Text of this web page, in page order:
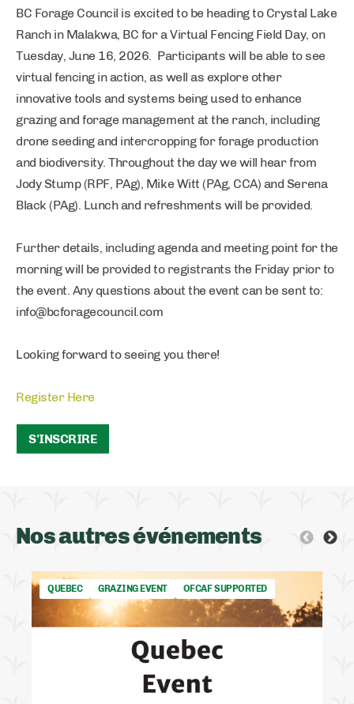
BC Forage Council is excited to be heading to Crystal Lake
Ranch in Malakwa, BC for a Virtual Fencing Field Day, on
Tuesday, June 16, 2026. Participants will be able to see
virtual fencing in action, as well as explore other
innovative tools and systems being used to enhance
grazing and forage management at the ranch, including
drone seeding and intercropping for forage production
and biodiversity. Throughout the day we will hear from
Jody Stump (RPF, PAg), Mike Witt (PAg, CCA) and Serena
Black (PAg). Lunch and refreshments will be provided.
Further details, including agenda and meeting point for the
morning will be provided to registrants the Friday prior to
the event. Any questions about the event can be sent to:
info@bcforagecouncil.com
Looking forward to seeing you there!
Register Here
S'INSCRIRE
Nos autres événements
QUEBEC GRAZING EVENT OFCAF SUPPORTED